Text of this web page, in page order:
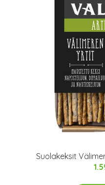
Suolakeksit